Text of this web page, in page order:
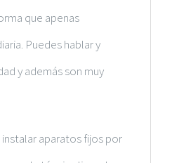
que apenas
Puedes hablar y
y además son muy
aparatos fijos por